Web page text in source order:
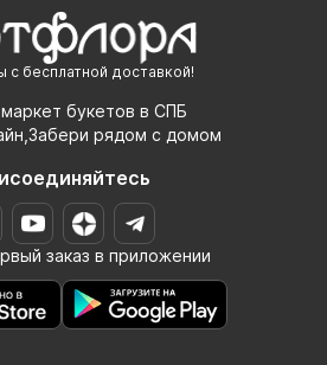
с бесплатной доставкой!
букетов в СПБ
рядом с домом
заказ в приложении